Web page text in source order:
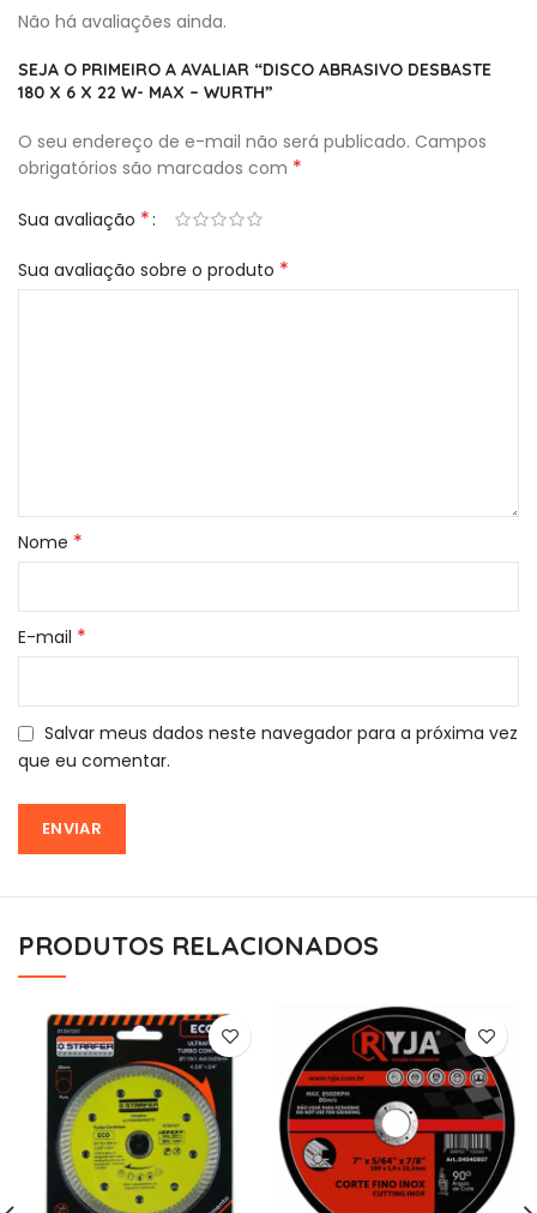
Não há avaliações ainda.
SEJA O PRIMEIRO A AVALIAR “DISCO ABRASIVO DESBASTE
180 X 6 X 22 W- MAX – WURTH”
O seu endereço de e-mail não será publicado. Campos
obrigatórios são marcados com *
Sua avaliação *
Sua avaliação sobre o produto *
Nome *
E-mail *
Salvar meus dados neste navegador para a próxima vez
que eu comentar.
PRODUTOS RELACIONADOS